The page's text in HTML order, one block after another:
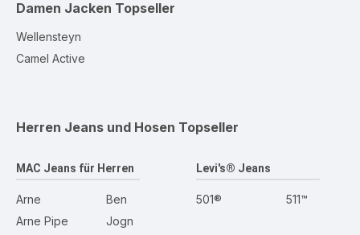
Damen Jacken Topseller
Wellensteyn
Camel Active
Herren Jeans und Hosen Topseller
MAC Jeans für Herren
Arne
Arne Pipe
Ben
Jogn
Levi's® Jeans
501® 511™